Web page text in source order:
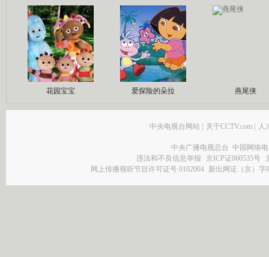
花园宝宝 爱探险的朵拉 燕尾侠
中央电视台网站 | 关于CCTV.com | 人
中央广播电视总台 中国网络
违法和不良信息举报
京ICP证060535号
网上传播视听节目许可证号 0102004 新出网证（京）